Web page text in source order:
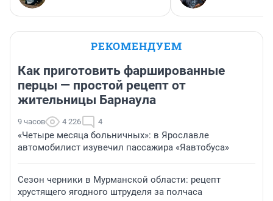
РЕКОМЕНДУЕМ
Как приготовить фаршированные
перцы — простой рецепт от
жительницы Барнаула
9 часов 4 226 4
«Четыре месяца больничных»: в Ярославле
автомобилист изувечил пассажира «Яавтобуса»
Сезон черники в Мурманской области: рецепт
хрустящего ягодного штруделя за полчаса